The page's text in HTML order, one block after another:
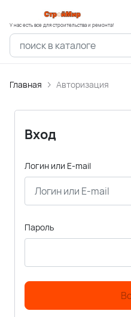
У нас есть все для строительства и ремонта!
Главная Авторизация
Вход
Логин или E-mail
Пароль